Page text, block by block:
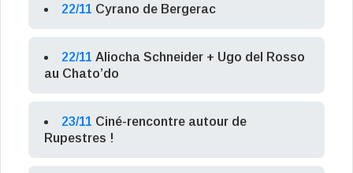
22/11 Cyrano de Bergerac
22/11 Aliocha Schneider + Ugo del Rosso
au Chato’do
23/11 Ciné-rencontre autour de
Rupestres !